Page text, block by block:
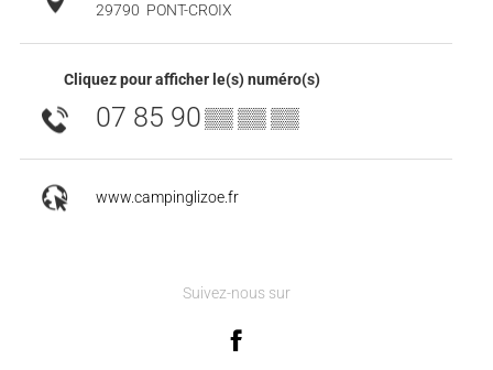
29790 PONT-CROIX
Cliquez pour afficher le(s) numéro(s)
07 85 90▒▒ ▒▒ ▒▒
www.campinglizoe.fr
Suivez-nous sur